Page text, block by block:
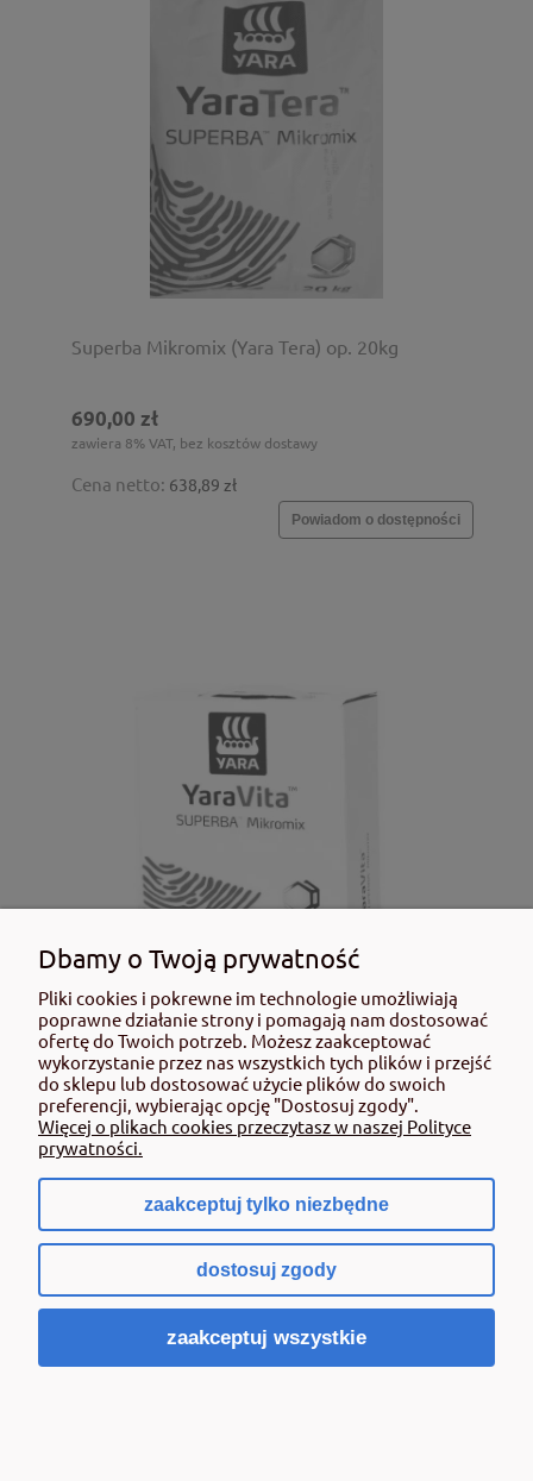
Superba Mikromix (Yara Tera) op. 20kg
690,00 zł
zawiera 8% VAT, bez kosztów dostawy
Cena netto: 638,89 zł
Powiadom o dostępności
Superba Mikromix (Yara Tera) op.2,5 kg
120,00 zł
zawiera 8% VAT, bez kosztów dostawy
Cena netto:111,11 zł
Powiadom o dostępności
PROMOCJA
Dbamy o Twoją prywatność
Pliki cookies i pokrewne im technologie umożliwiają
poprawne działanie strony i pomagają nam dostosować
ofertę do Twoich potrzeb. Możesz zaakceptować
wykorzystanie przez nas wszystkich tych plików i przejść
do sklepu lub dostosować użycie plików do swoich
preferencji, wybierając opcję "Dostosuj zgody".
Więcej o plikach cookies przeczytasz w naszej Polityce
prywatności.
zaakceptuj tylko niezbędne
dostosuj zgody
zaakceptuj wszystkie